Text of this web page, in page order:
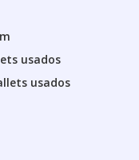
usados
usados